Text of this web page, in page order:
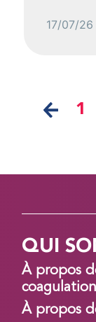
17/07/26
1
QUI
À propos
coagulation
À propos